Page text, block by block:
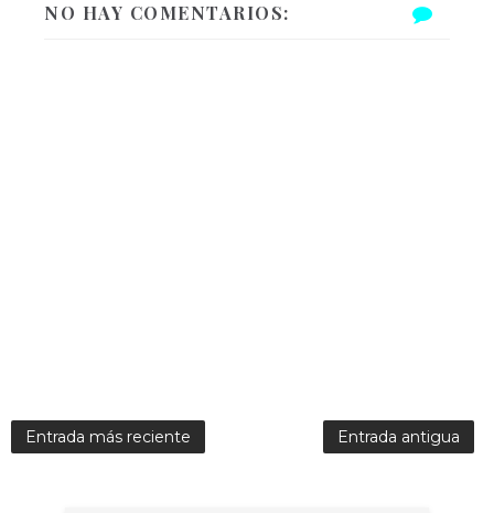
NO HAY COMENTARIOS:
Entrada más reciente Entrada antigua